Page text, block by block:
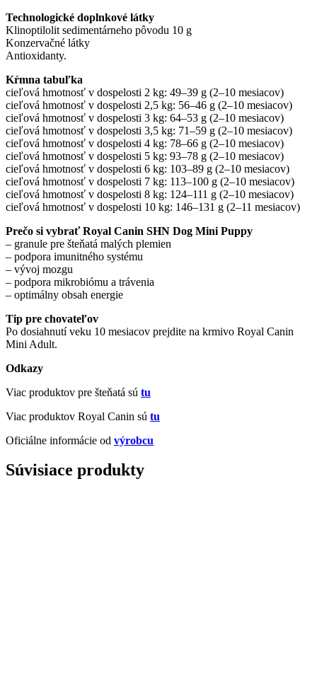
Technologické doplnkové látky
Klinoptilolit sedimentárneho pôvodu 10 g
Konzervačné látky
Antioxidanty.
Kŕmna tabuľka
cieľová hmotnosť v dospelosti 2 kg: 49–39 g (2–10 mesiacov)
cieľová hmotnosť v dospelosti 2,5 kg: 56–46 g (2–10 mesiacov)
cieľová hmotnosť v dospelosti 3 kg: 64–53 g (2–10 mesiacov)
cieľová hmotnosť v dospelosti 3,5 kg: 71–59 g (2–10 mesiacov)
cieľová hmotnosť v dospelosti 4 kg: 78–66 g (2–10 mesiacov)
cieľová hmotnosť v dospelosti 5 kg: 93–78 g (2–10 mesiacov)
cieľová hmotnosť v dospelosti 6 kg: 103–89 g (2–10 mesiacov)
cieľová hmotnosť v dospelosti 7 kg: 113–100 g (2–10 mesiacov)
cieľová hmotnosť v dospelosti 8 kg: 124–111 g (2–10 mesiacov)
cieľová hmotnosť v dospelosti 10 kg: 146–131 g (2–11 mesiacov)
Prečo si vybrať Royal Canin SHN Dog Mini Puppy
– granule pre šteňatá malých plemien
– podpora imunitného systému
– vývoj mozgu
– podpora mikrobiómu a trávenia
– optimálny obsah energie
Tip pre chovateľov
Po dosiahnutí veku 10 mesiacov prejdite na krmivo Royal Canin
Mini Adult.
Odkazy
Viac produktov pre šteňatá sú tu
Viac produktov Royal Canin sú tu
Oficiálne informácie od výrobcu
Súvisiace produkty